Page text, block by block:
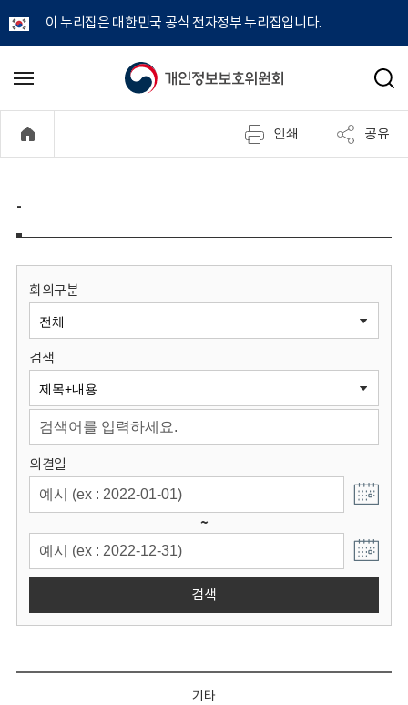
이 누리집은 대한민국 공식 전자정부 누리집입니다.
개
정
보
원
회
메
기
검
인쇄 공유
-
회의구분
검색
의결일
~
검색
기타